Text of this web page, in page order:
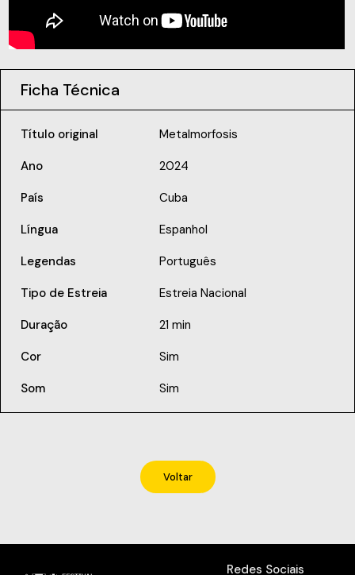
Ficha Técnica
Título original
Metalmorfosis
Ano
2024
País
Cuba
Língua
Espanhol
Legendas
Português
Tipo de Estreia
Estreia Nacional
Duração
21 min
Cor
Sim
Som
Sim
Voltar
Redes Sociais